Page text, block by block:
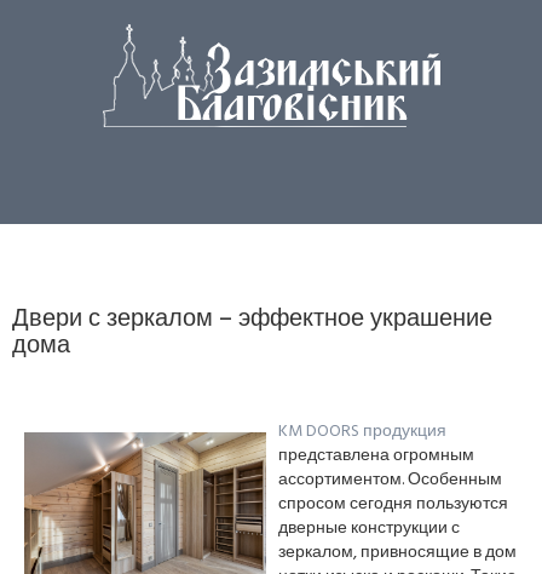
Двери с зеркалом – эффектное украшение
дома
KM DOORS продукция
представлена огромным
ассортиментом. Особенным
спросом сегодня пользуются
дверные конструкции с
зеркалом, привносящие в дом